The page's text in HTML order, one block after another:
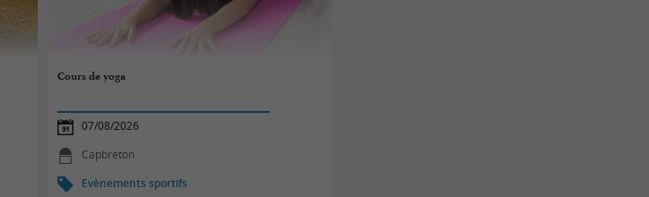
Cours de yoga
07/08/2026
Capbreton
Evènements sportifs